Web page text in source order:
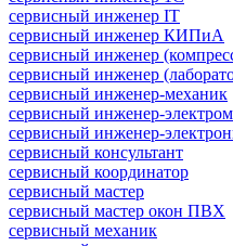
сервисный инженер IT
сервисный инженер КИПиА
сервисный инженер
сервисный инженер
сервисный инженер-механик
сервисный инженер-
сервисный инженер-
сервисный консультант
сервисный координатор
сервисный мастер
сервисный мастер окон ПВХ
сервисный механик